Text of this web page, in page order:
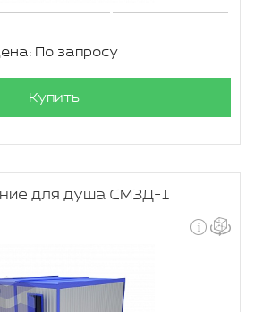
По запросу
Купить
для душа СМЗД-1